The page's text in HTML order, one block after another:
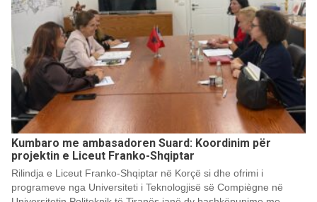
Kumbaro me ambasadoren Suard: Koordinim për
projektin e Liceut Franko-Shqiptar
Rilindja e Liceut Franko-Shqiptar në Korçë si dhe ofrimi i
programeve nga Universiteti i Teknologjisë së Compiègne në